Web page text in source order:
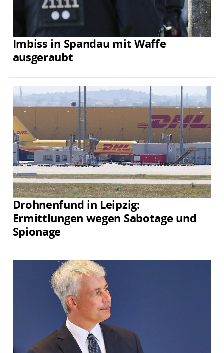
Imbiss in Spandau mit Waffe
ausgeraubt
Drohnenfund in Leipzig:
Ermittlungen wegen Sabotage und
Spionage